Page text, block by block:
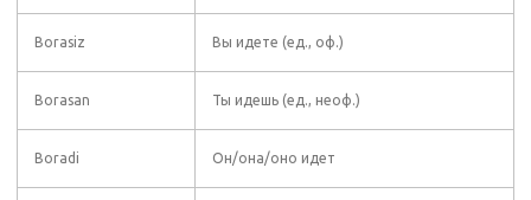
Borasiz Вы идете (ед., оф.)
Borasan Ты идешь (ед., неоф.)
Boradi Он/она/оно идет